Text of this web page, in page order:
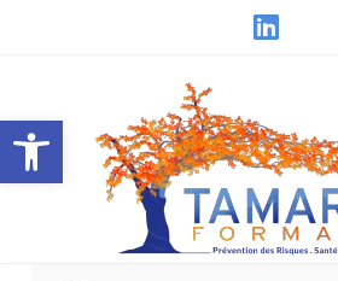
Ouvrir la barre d’outils